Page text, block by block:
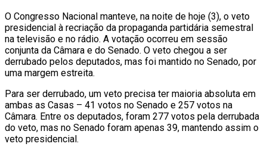
O Congresso Nacional manteve, na noite de hoje (3), o veto
presidencial à recriação da propaganda partidária semestral
na televisão e no rádio. A votação ocorreu em sessão
conjunta da Câmara e do Senado. O veto chegou a ser
derrubado pelos deputados, mas foi mantido no Senado, por
uma margem estreita.
Para ser derrubado, um veto precisa ter maioria absoluta em
ambas as Casas – 41 votos no Senado e 257 votos na
Câmara. Entre os deputados, foram 277 votos pela derrubada
do veto, mas no Senado foram apenas 39, mantendo assim o
veto presidencial.